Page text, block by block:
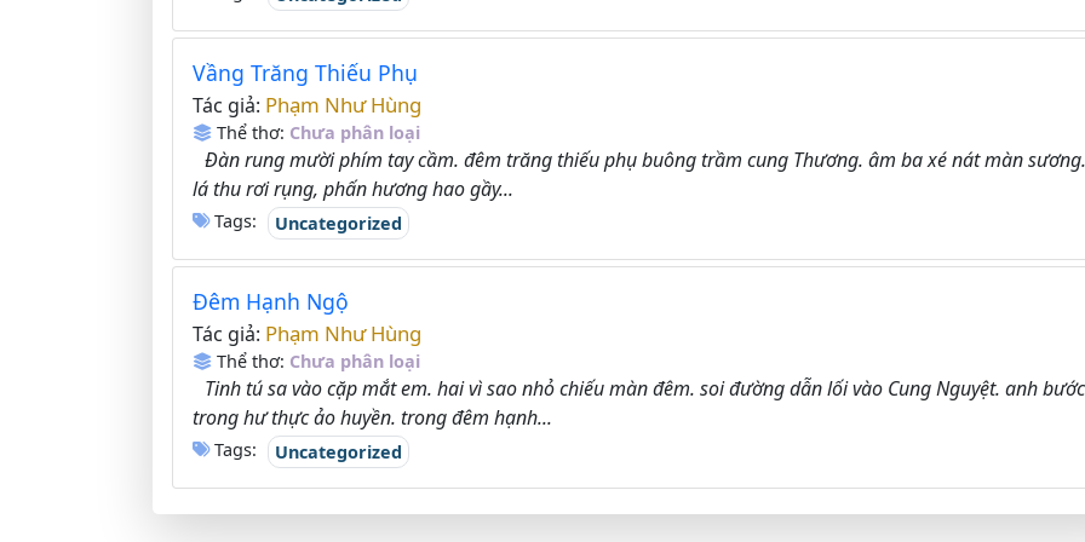
Vầng Trăng Thiếu Phụ
Tác giả: Phạm Như Hùng
Thể thơ: Chưa phân loại
Đàn rung mười phím tay cầm. đêm trăng thiếu phụ buông trầm cung Thương. âm ba xé nát màn sương.
lá thu rơi rụng, phấn hương hao gầy...
Tags: Uncategorized
Đêm Hạnh Ngộ
Tác giả: Phạm Như Hùng
Thể thơ: Chưa phân loại
Tinh tú sa vào cặp mắt em. hai vì sao nhỏ chiếu màn đêm. soi đường dẫn lối vào Cung Nguyệt. anh bước
trong hư thực ảo huyền. trong đêm hạnh...
Tags: Uncategorized